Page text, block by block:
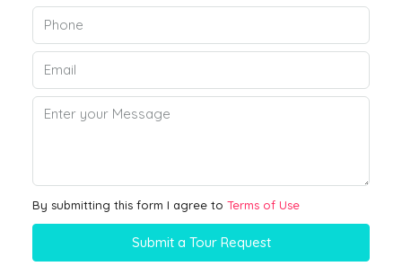
By submitting this form I agree to Terms of Use
Submit a Tour Request